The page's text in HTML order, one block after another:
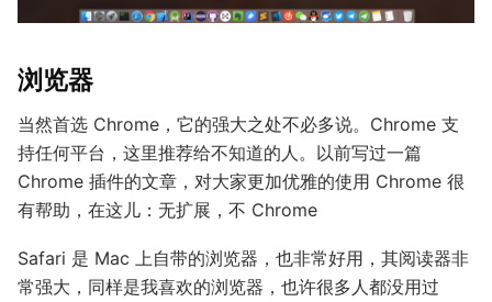
浏览器
当然首选 Chrome，它的强大之处不必多说。Chrome 支
持任何平台，这里推荐给不知道的人。以前写过一篇
Chrome 插件的文章，对大家更加优雅的使用 Chrome 很
有帮助，在这儿：无扩展，不 Chrome
Safari 是 Mac 上自带的浏览器，也非常好用，其阅读器非
常强大，同样是我喜欢的浏览器，也许很多人都没用过